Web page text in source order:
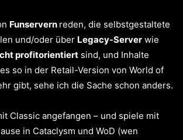
Funservern reden, die selbstgestaltete
und/oder über Legacy-Server wie
profitorientiert sind, und Inhalte
so in der Retail-Version von World of
gibt, sehe ich die Sache schon anders.
Classic angefangen – und spiele mit
in Cataclysm und WoD (wen